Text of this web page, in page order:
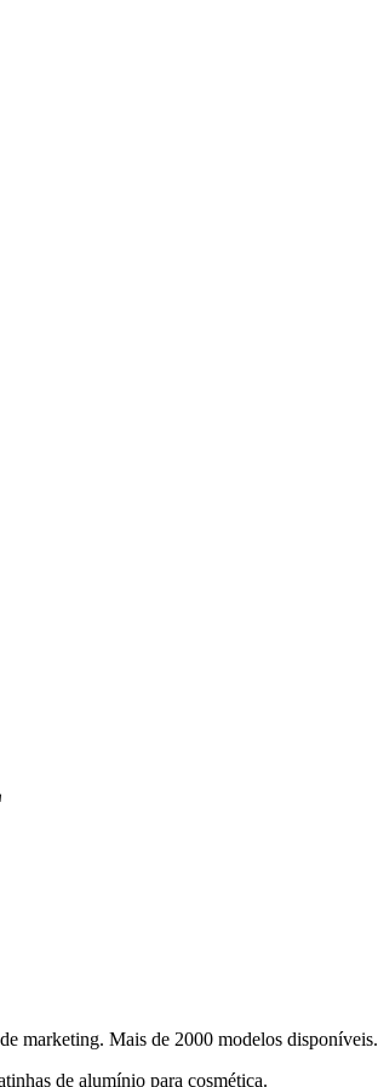
marketing. Mais de 2000 modelos disponíveis.
de alumínio para cosmética.